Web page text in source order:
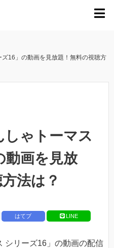
16」の動画を見放題！無料の視聴方
ゃトーマス
動画を見放
法は？
はてブ LINE
シリーズ16」の動画の配信